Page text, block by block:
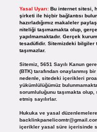
Yasal Uyarı: Bu internet sitesi,
şirketi ile hiçbir bağlantısı
hazırladığımız makaleler
niteliği taşımamakta olup,
yapılmamaktadır. Gerçek
tesadüfidir. Sitemizdeki
taşımazlar.
Sitemiz, 5651 Sayılı Kanun
(BTK) tarafından onaylanmış
nedenle, sitedeki içerikleri
yükümlülüğümüz
sorumluluğunu taşımakta
etmiş sayılırlar.
Hukuka ve yasal
içerikler yasal süre içerisinde